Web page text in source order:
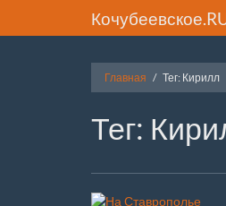
Главная Тег: Кирилл
Тег: